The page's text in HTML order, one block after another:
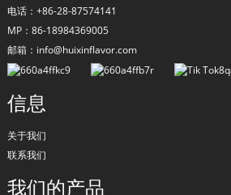
电话：+86-28-87574141
MP：86-18984369005
邮箱：info@huixinflavor.com
信息
关于我们
联系我们
我们的产品